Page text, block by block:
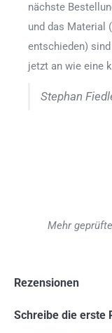
nächste
und das Material
entschieden)
jetzt an wie eine
Stephan
Mehr
Rezensionen
Schreibe die erste